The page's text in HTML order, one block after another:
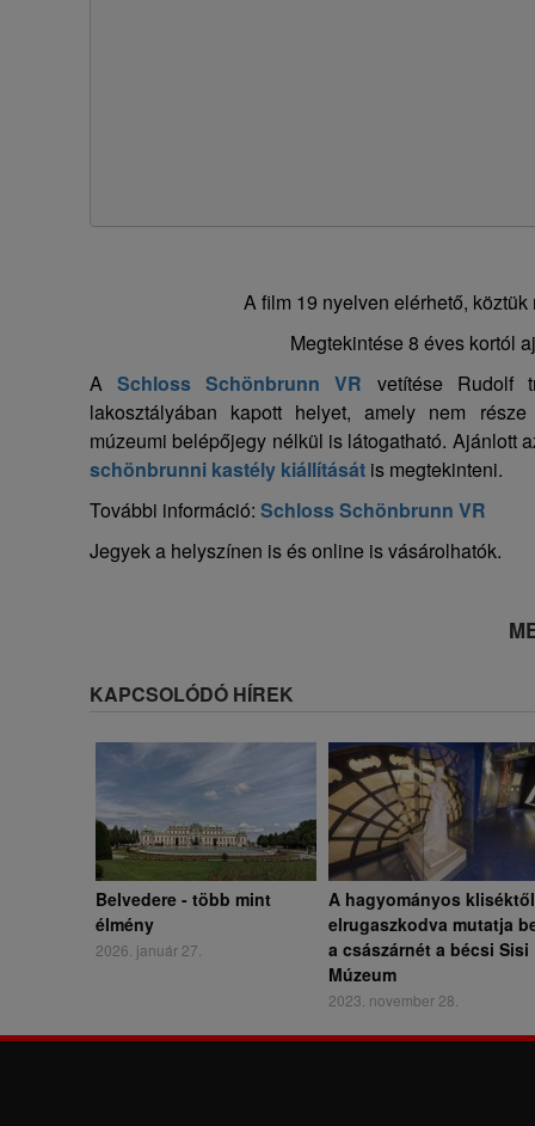
A film 19 nyelven elérhető, köztük
Megtekintése 8 éves kortól
ASchloss Schönbrunn VR
vetítése Rudolf
lakosztályában kapott helyet, amely nem
múzeumi belépőjegy nélkül is látogatható. Ajánlott
schönbrunni kastély kiállítását is megtekinteni.
További információ: Schloss Schönbrunn VR
Jegyek a helyszínen is és online is vásárolhatók.
KAPCSOLÓDÓ HÍREK
Belvedere - több mint
élmény
2026. január 27.
A hagyományos kliséktől
elrugaszkodva mutatja
a császárnét a bécsi Sisi
Múzeum
2023. november 28.